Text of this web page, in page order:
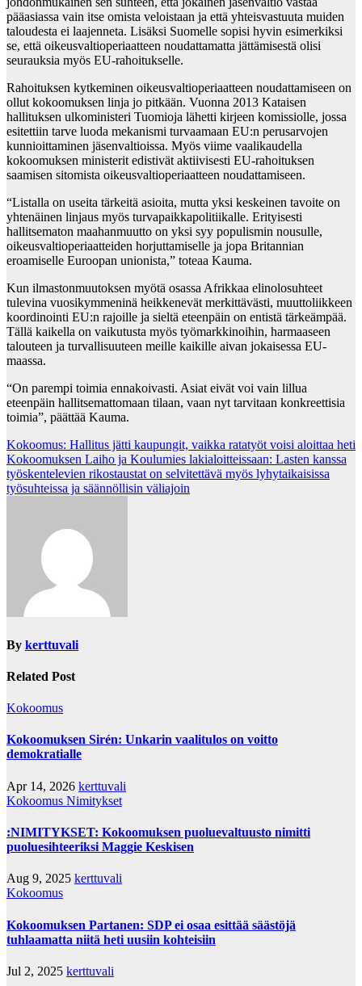
pääasiassa vain itse omista veloistaan ja että yhteisvastuuta muiden
taloudesta ei laajenneta. Lisäksi Suomelle sopisi hyvin esimerkiksi
se, että oikeusvaltioperiaatteen noudattamatta jättämisestä olisi
seurauksia myös EU-rahoitukselle.
Rahoituksen kytkeminen oikeusvaltioperiaatteen noudattamiseen on
ollut kokoomuksen linja jo pitkään. Vuonna 2013 Kataisen
hallituksen ulkoministeri Tuomioja lähetti kirjeen komissiolle, jossa
esitettiin tarve luoda mekanismi turvaamaan EU:n perusarvojen
kunnioittaminen jäsenvaltioissa. Myös viime vaalikaudella
kokoomuksen ministerit edistivät aktiivisesti EU-rahoituksen
saamisen sitomista oikeusvaltioperiaatteen noudattamiseen.
“Listalla on useita tärkeitä asioita, mutta yksi keskeinen tavoite on
yhtenäinen linjaus myös turvapaikkapolitiikalle. Erityisesti
hallitsematon maahanmuutto on yksi syy populismin nousulle,
oikeusvaltioperiaatteiden horjuttamiselle ja jopa Britannian
eroamiselle Euroopan unionista,” toteaa Kauma.
Kun ilmastonmuutoksen myötä osassa Afrikkaa elinolosuhteet
tulevina vuosikymmeninä heikkenevät merkittävästi, muuttoliikkeen
koordinointi EU:n rajoille ja sieltä eteenpäin on entistä tärkeämpää.
Tällä kaikella on vaikutusta myös työmarkkinoihin, harmaaseen
talouteen ja turvallisuuteen meille kaikille aivan jokaisessa EU-
maassa.
“On parempi toimia ennakoivasti. Asiat eivät voi vain lillua
eteenpäin hallitsemattomaan tilaan, vaan nyt tarvitaan konkreettisia
toimia”, päättää Kauma.
Post
navigation
Kokoomus: Hallitus jätti kaupungit, vaikka ratatyöt voisi aloittaa heti
Kokoomuksen Laiho ja Koulumies lakialoitteissaan: Lasten kanssa
työskentelevien rikostaustat on selvitettävä myös lyhytaikaisissa
työsuhteissa ja säännöllisin väliajoin
By kerttuvali
Related Post
Kokoomus
Kokoomuksen Sirén: Unkarin vaalitulos on voitto
demokratialle
Apr 14, 2026 kerttuvali
Kokoomus Nimitykset
:NIMITYKSET: Kokoomuksen puoluevaltuusto nimitti
puoluesihteeriksi Maggie Keskisen
Aug 9, 2025 kerttuvali
Kokoomus
Kokoomuksen Partanen: SDP ei osaa esittää säästöjä
tuhlaamatta niitä heti uusiin kohteisiin
Jul 2, 2025 kerttuvali